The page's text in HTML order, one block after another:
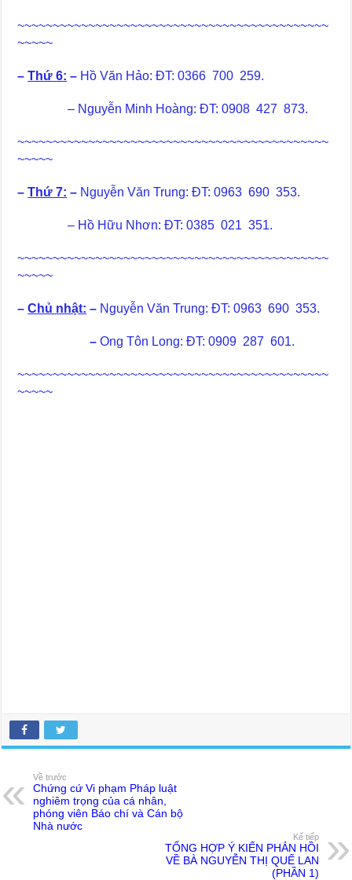
~~~~~~~~~~~~~~~~~~~~~~~~~~~~~~~~~~~~~~~~~~~~
~~~~~
–Thứ 6: – Hồ Văn Hảo: ĐT: 0366 700 259.
– Nguyễn Minh Hoàng: ĐT: 0908 427 873.
~~~~~~~~~~~~~~~~~~~~~~~~~~~~~~~~~~~~~~~~~~~~
~~~~~
–Thứ 7: – Nguyễn Văn Trung: ĐT: 0963 690 353.
– Hồ Hữu Nhơn: ĐT: 0385 021 351.
~~~~~~~~~~~~~~~~~~~~~~~~~~~~~~~~~~~~~~~~~~~~
~~~~~
–Chủ nhật: – Nguyễn Văn Trung: ĐT: 0963 690 353.
–Ong Tôn Long: ĐT: 0909 287 601.
~~~~~~~~~~~~~~~~~~~~~~~~~~~~~~~~~~~~~~~~~~~~
~~~~~
Về trước
Chứng cứ Vi phạm Pháp luật
nghiêm trọng của cá nhân,
phóng viên Báo chí và Cán bộ
Nhà nước
Kế tiếp
TỔNG HỢP Ý KIẾN PHẢN HỒI
VỀ BÀ NGUYỄN THỊ QUẾ LAN
(PHẦN 1)